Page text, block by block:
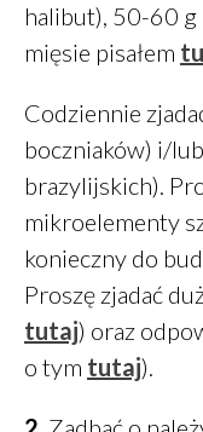
halibut), 50-60 g
mięsie pisałem
Codziennie
boczniaków) i/
brazylijskich).
mikroelementy
konieczny do
Proszę zjadać
tutaj) oraz
o tym tutaj).